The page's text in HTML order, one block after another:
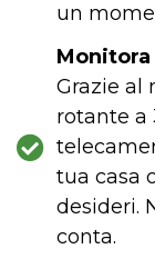
un
Grazie al
rotante a
tua casa
desideri.
conta.